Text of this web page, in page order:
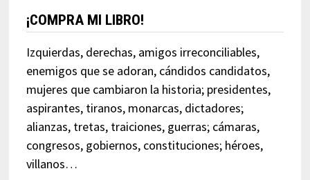
¡COMPRA MI LIBRO!
Izquierdas, derechas, amigos irreconciliables,
enemigos que se adoran, cándidos candidatos,
mujeres que cambiaron la historia; presidentes,
aspirantes, tiranos, monarcas, dictadores;
alianzas, tretas, traiciones, guerras; cámaras,
congresos, gobiernos, constituciones; héroes,
villanos…